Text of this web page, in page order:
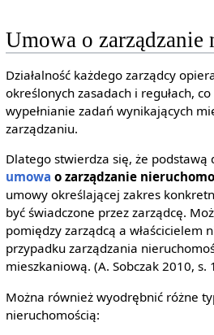
Umowa o zarządzanie
Działalność każdego zarządcy
określonych zasadach i regułach,
wypełnianie zadań wynikających
zarządzaniu.
Dlatego stwierdza się, że podstawą
umowa o zarządzanie
umowy określającej zakres
być świadczone przez zarządcę.
pomiędzy zarządcą a właścicielem
przypadku zarządzania
mieszkaniową. (A. Sobczak 2010, s.
Można również wyodrębnić różne
nieruchomością: